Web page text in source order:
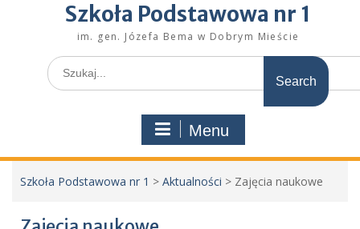
Szkoła Podstawowa nr 1
im. gen. Józefa Bema w Dobrym Mieście
Search
for:
Menu
Szkoła Podstawowa nr 1 > Aktualności > Zajęcia naukowe